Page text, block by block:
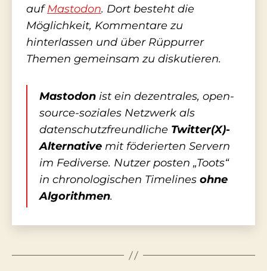
aufMastodon. Dort besteht die
Möglichkeit, Kommentare zu
hinterlassen und über Rüppurrer
Themen gemeinsam zu diskutieren.
Mastodon ist ein dezentrales, open-
source-soziales Netzwerk als
datenschutzfreundliche Twitter(X)-
Alternative mit föderierten Servern
im Fediverse. Nutzer posten „Toots“
in chronologischen Timelines ohne
Algorithmen.